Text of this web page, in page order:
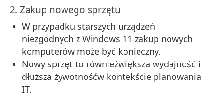
2. Zakup nowego sprzętu
W przypadku starszych urządzeń
niezgodnych z Windows 11 zakup nowych
komputerów może być konieczny.
Nowy sprzęt to równieżwiększa wydajność i
dłuższa żywotnośćw kontekście planowania
IT.